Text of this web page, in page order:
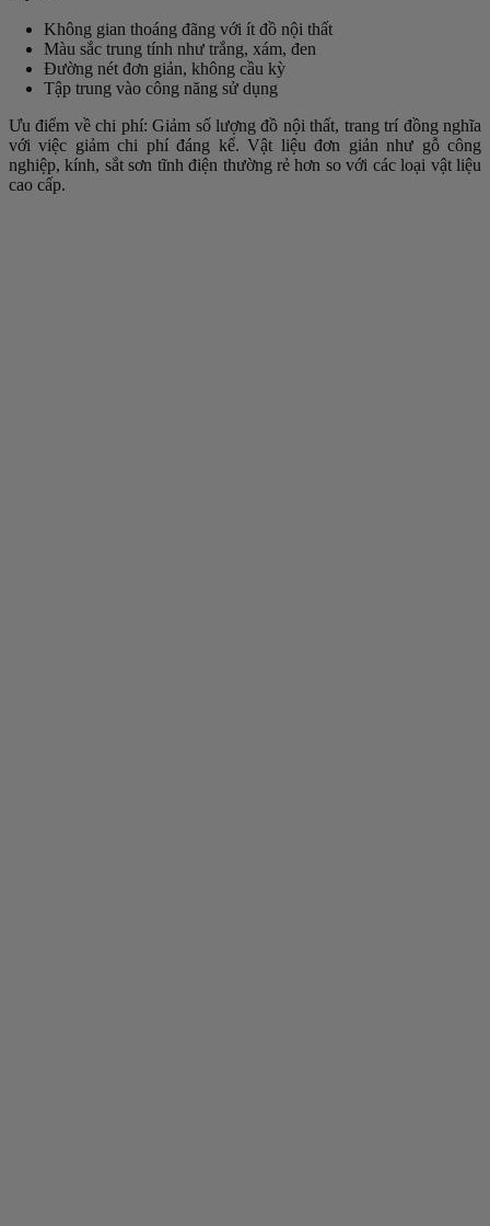
Không gian thoáng đãng với ít đồ nội thất
Màu sắc trung tính như trắng, xám, đen
Đường nét đơn giản, không cầu kỳ
Tập trung vào công năng sử dụng
Ưu điểm về chi phí: Giảm số lượng đồ nội thất, trang trí đồng nghĩa
với việc giảm chi phí đáng kể. Vật liệu đơn giản như gỗ công
nghiệp, kính, sắt sơn tĩnh điện thường rẻ hơn so với các loại vật liệu
cao cấp.